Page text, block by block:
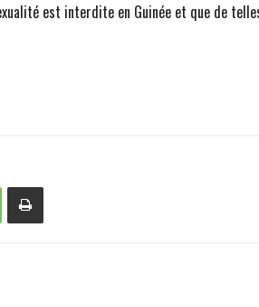
est interdite en Guinée et que de